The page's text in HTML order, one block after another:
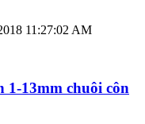
11:27:02 AM
1-13mm chuôi côn